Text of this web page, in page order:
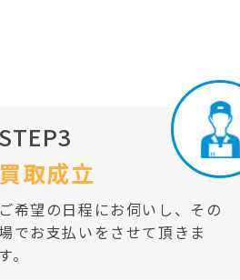
STEP3
買取成立
ご希望の日程にお伺いし、その
でお支払いをさせて頂きま
す。